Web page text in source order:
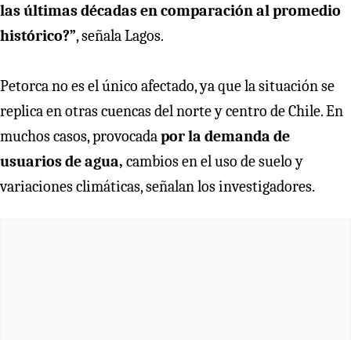
las últimas décadas en comparación al promedio
histórico?”, señala Lagos.
Petorca no es el único afectado, ya que la situación se
replica en otras cuencas del norte y centro de Chile. En
muchos casos, provocada por la demanda de
usuarios de agua, cambios en el uso de suelo y
variaciones climáticas, señalan los investigadores.